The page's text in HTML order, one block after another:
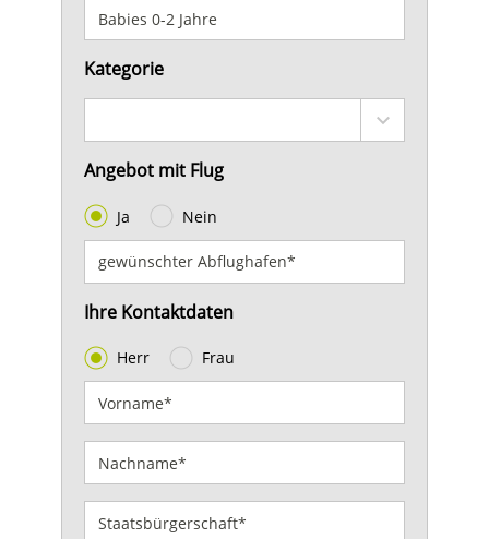
Kategorie
Angebot mit Flug
Ja Nein
Ihre Kontaktdaten
Herr Frau